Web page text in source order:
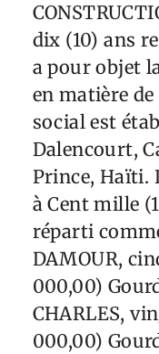
dix (10) ans
a pour objet
en matière
social est
Dalencourt,
Prince, Haïti.
à Cent mille
réparti
DAMOUR,
000,00)
CHARLES,
000,00)